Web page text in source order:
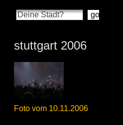
stuttgart 2006
Foto vom 10.11.2006